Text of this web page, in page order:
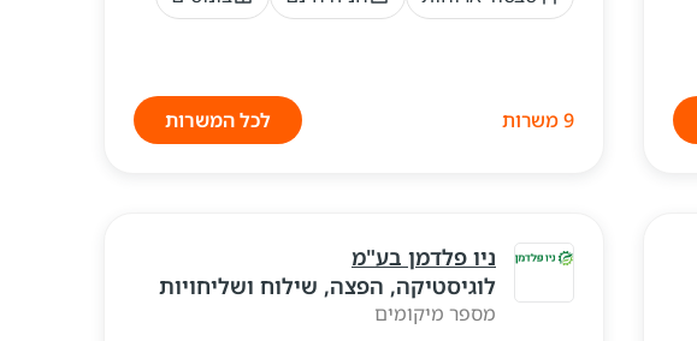
9 משרות לכל המשרות
ניו פלדמן בע"מ
לוגיסטיקה, הפצה, שילוח ושליחויות
מספר מיקומים